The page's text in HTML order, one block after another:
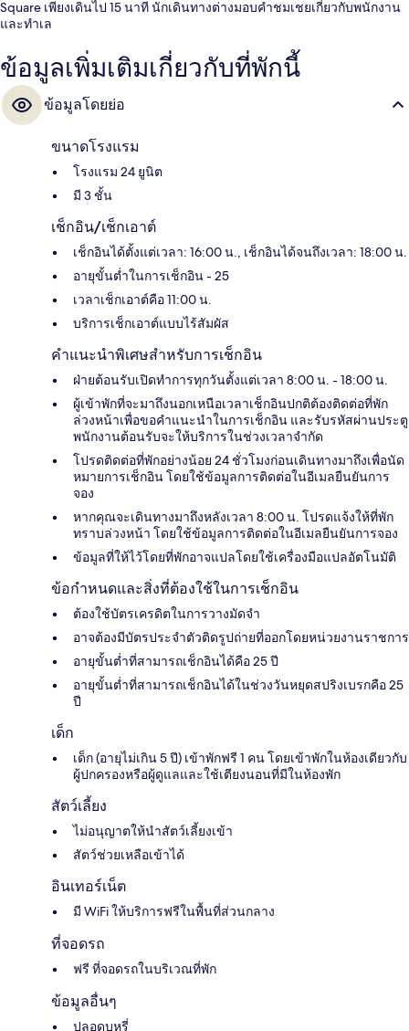
Square เพียงเดินไป 15 นาที นักเดินทางต่างมอบคำชมเชยเกี่ยวกับพนักงาน
และทำเล
ข้อมูลเพิ่มเติมเกี่ยวกับที่พักนี้
ข้อมูลโดยย่อ
ขนาดโรงแรม
โรงแรม 24 ยูนิต
มี 3 ชั้น
เช็กอิน/เช็กเอาต์
เช็กอินได้ตั้งแต่เวลา: 16:00 น., เช็กอินได้จนถึงเวลา: 18:00 น.
อายุขั้นต่ำในการเช็กอิน - 25
เวลาเช็กเอาต์คือ 11:00 น.
บริการเช็กเอาต์แบบไร้สัมผัส
คำแนะนำพิเศษสำหรับการเช็กอิน
ฝ่ายต้อนรับเปิดทำการทุกวันตั้งแต่เวลา 8:00 น. - 18:00 น.
ผู้เข้าพักที่จะมาถึงนอกเหนือเวลาเช็กอินปกติต้องติดต่อที่พัก
ล่วงหน้าเพื่อขอคำแนะนำในการเช็กอิน และรับรหัสผ่านประตู
พนักงานต้อนรับจะให้บริการในช่วงเวลาจำกัด
โปรดติดต่อที่พักอย่างน้อย 24 ชั่วโมงก่อนเดินทางมาถึงเพื่อนัด
หมายการเช็กอิน โดยใช้ข้อมูลการติดต่อในอีเมลยืนยันการ
จอง
หากคุณจะเดินทางมาถึงหลังเวลา 8:00 น. โปรดแจ้งให้ที่พัก
ทราบล่วงหน้า โดยใช้ข้อมูลการติดต่อในอีเมลยืนยันการจอง
ข้อมูลที่ให้ไว้โดยที่พักอาจแปลโดยใช้เครื่องมือแปลอัตโนมัติ
ข้อกำหนดและสิ่งที่ต้องใช้ในการเช็กอิน
ต้องใช้บัตรเครดิตในการวางมัดจำ
อาจต้องมีบัตรประจำตัวติดรูปถ่ายที่ออกโดยหน่วยงานราชการ
อายุขั้นต่ำที่สามารถเช็กอินได้คือ 25 ปี
อายุขั้นต่ำที่สามารถเช็กอินได้ในช่วงวันหยุดสปริงเบรกคือ 25
ปี
เด็ก
เด็ก (อายุไม่เกิน 5 ปี) เข้าพักฟรี 1 คน โดยเข้าพักในห้องเดียวกับ
ผู้ปกครองหรือผู้ดูแลและใช้เตียงนอนที่มีในห้องพัก
สัตว์เลี้ยง
ไม่อนุญาตให้นำสัตว์เลี้ยงเข้า
สัตว์ช่วยเหลือเข้าได้
อินเทอร์เน็ต
มี WiFi ให้บริการฟรีในพื้นที่ส่วนกลาง
ที่จอดรถ
ฟรี ที่จอดรถในบริเวณที่พัก
ข้อมูลอื่นๆ
ปลอดบุหรี่